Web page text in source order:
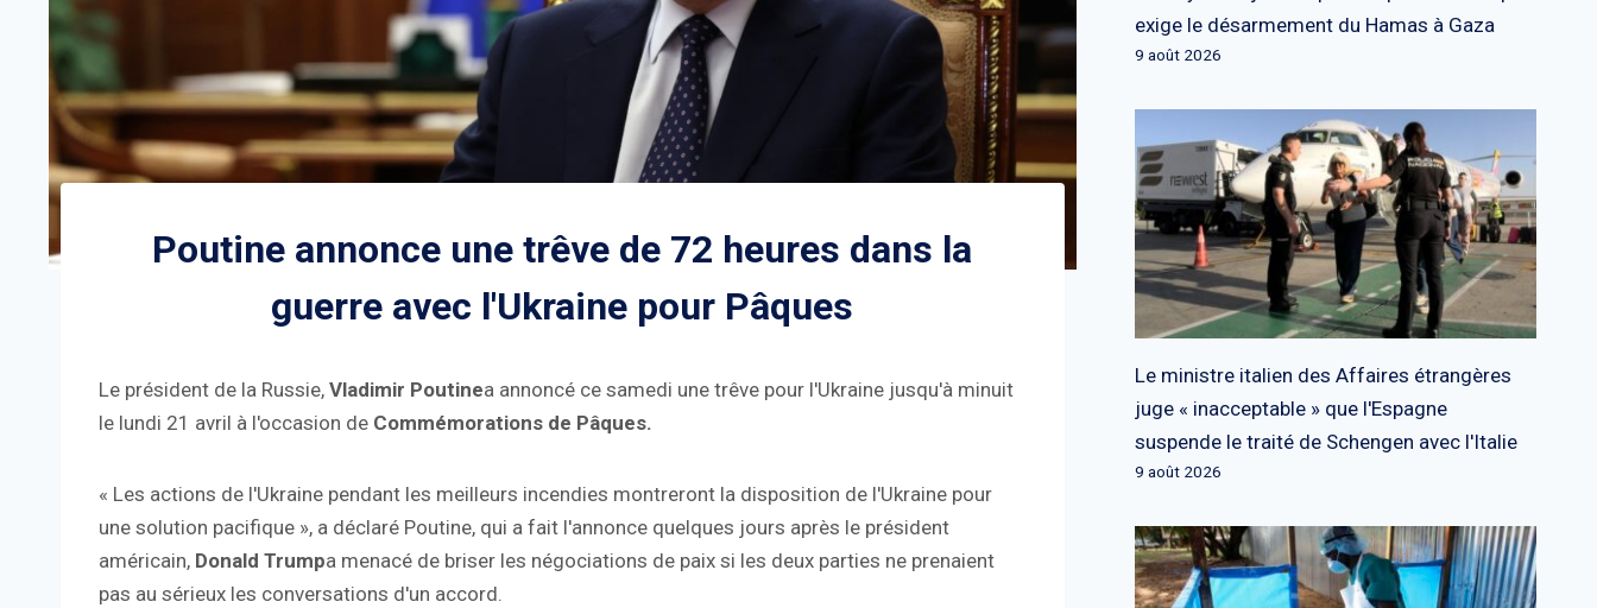
Poutine annonce une trêve de 72 heures dans la
guerre avec l'Ukraine pour Pâques
Le président de la Russie, Vladimir Poutinea annoncé ce samedi une trêve pour l'Ukraine jusqu'à minuit
le lundi 21 avril à l'occasion de Commémorations de Pâques.
« Les actions de l'Ukraine pendant les meilleurs incendies montreront la disposition de l'Ukraine pour
une solution pacifique », a déclaré Poutine, qui a fait l'annonce quelques jours après le président
américain, Donald Trumpa menacé de briser les négociations de paix si les deux parties ne prenaient
pas au sérieux les conversations d'un accord.
exige le désarmement du Hamas à Gaza
9 août 2026
Le ministre italien des Affaires étrangères
juge « inacceptable » que l'Espagne
suspende le traité de Schengen avec l'Italie
9 août 2026